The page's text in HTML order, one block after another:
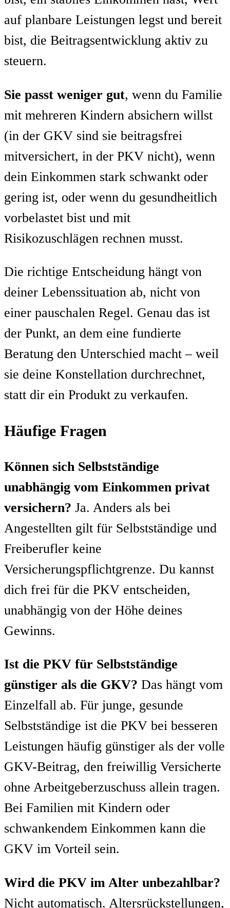
auf planbare Leistungen legst und bereit
bist, die Beitragsentwicklung aktiv zu
steuern.
Sie passt weniger gut, wenn du Familie
mit mehreren Kindern absichern willst
(in der GKV sind sie beitragsfrei
mitversichert, in der PKV nicht), wenn
dein Einkommen stark schwankt oder
gering ist, oder wenn du gesundheitlich
vorbelastet bist und mit
Risikozuschlägen rechnen musst.
Die richtige Entscheidung hängt von
deiner Lebenssituation ab, nicht von
einer pauschalen Regel. Genau das ist
der Punkt, an dem eine fundierte
Beratung den Unterschied macht – weil
sie deine Konstellation durchrechnet,
statt dir ein Produkt zu verkaufen.
Häufige Fragen
Können sich Selbstständige
unabhängig vom Einkommen privat
versichern? Ja. Anders als bei
Angestellten gilt für Selbstständige und
Freiberufler keine
Versicherungspflichtgrenze. Du kannst
dich frei für die PKV entscheiden,
unabhängig von der Höhe deines
Gewinns.
Ist die PKV für Selbstständige
günstiger als die GKV? Das hängt vom
Einzelfall ab. Für junge, gesunde
Selbstständige ist die PKV bei besseren
Leistungen häufig günstiger als der volle
GKV-Beitrag, den freiwillig Versicherte
ohne Arbeitgeberzuschuss allein tragen.
Bei Familien mit Kindern oder
schwankendem Einkommen kann die
GKV im Vorteil sein.
Wird die PKV im Alter unbezahlbar?
Nicht automatisch. Altersrückstellungen,